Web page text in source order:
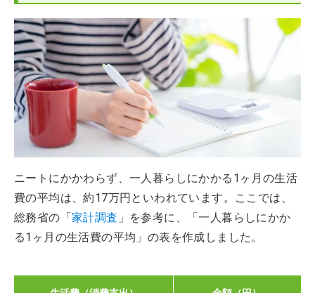
ニートにかかわらず、一人暮らしにかかる1ヶ月の生活
費の平均は、約17万円といわれています。ここでは、
総務省の「 家計調査 」を参考に、「一人暮らしにかか
る1ヶ月の生活費の平均」の表を作成しました。